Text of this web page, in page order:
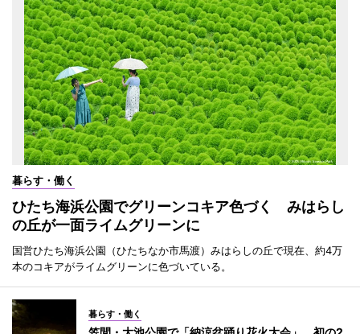
暮らす・働く
ひたち海浜公園でグリーンコキア色づく みはらし
の丘が一面ライムグリーンに
国営ひたち海浜公園（ひたちなか市馬渡）みはらしの丘で現在、約4万
本のコキアがライムグリーンに色づいている。
暮らす・働く